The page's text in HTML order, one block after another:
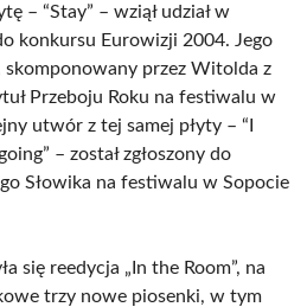
– “Stay” – wziął udział w
konkursu Eurowizji 2004. Jego
skomponowany przez Witolda z
Przeboju Roku na festiwalu w
utwór z tej samej płyty – “I
– został zgłoszony do
Słowika na festiwalu w Sopocie
się reedycja „In the Room”, na
trzy nowe piosenki, w tym